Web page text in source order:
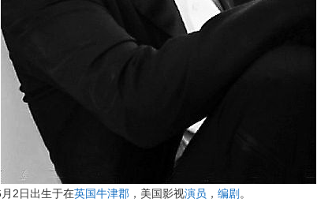
2日出生于在英国 牛津郡，美国影视演员 ， 编剧 。